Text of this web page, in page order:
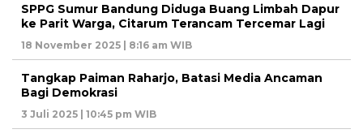
SPPG Sumur Bandung Diduga Buang Limbah Dapur
ke Parit Warga, Citarum Terancam Tercemar Lagi
18 November 2025 | 8:16 am WIB
Tangkap Paiman Raharjo, Batasi Media Ancaman
Bagi Demokrasi
3 Juli 2025 | 10:45 pm WIB